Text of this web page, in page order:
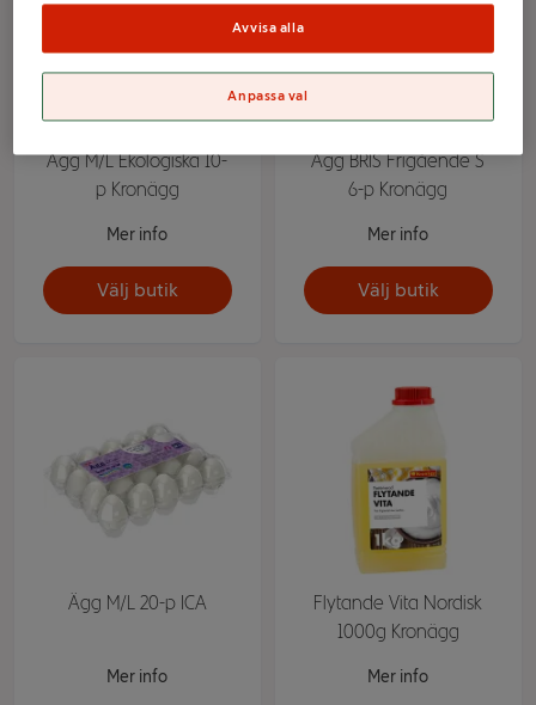
Ägg M/L Ekologiska 10-
p Kronägg
Mer info
Välj butik
Ägg BRIS Frigående S
6-p Kronägg
Mer info
Välj butik
Ägg M/L 20-p ICA
Mer info
Flytande Vita Nordisk
1000g Kronägg
Mer info
Avvisa alla
Anpassa val